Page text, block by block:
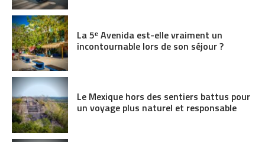
La 5ᵉ Avenida est-elle vraiment un
incontournable lors de son séjour ?
Le Mexique hors des sentiers battus pour
un voyage plus naturel et responsable